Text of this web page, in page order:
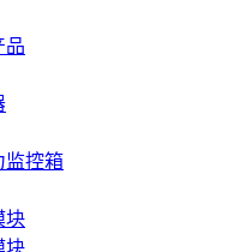
品
监控箱
块
块